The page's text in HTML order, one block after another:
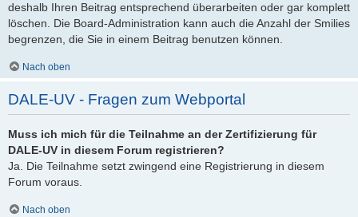
deshalb Ihren Beitrag entsprechend überarbeiten oder gar komplett
löschen. Die Board-Administration kann auch die Anzahl der Smilies
begrenzen, die Sie in einem Beitrag benutzen können.
Nach oben
DALE-UV - Fragen zum Webportal
Muss ich mich für die Teilnahme an der Zertifizierung für
DALE-UV in diesem Forum registrieren?
Ja. Die Teilnahme setzt zwingend eine Registrierung in diesem
Forum voraus.
Nach oben